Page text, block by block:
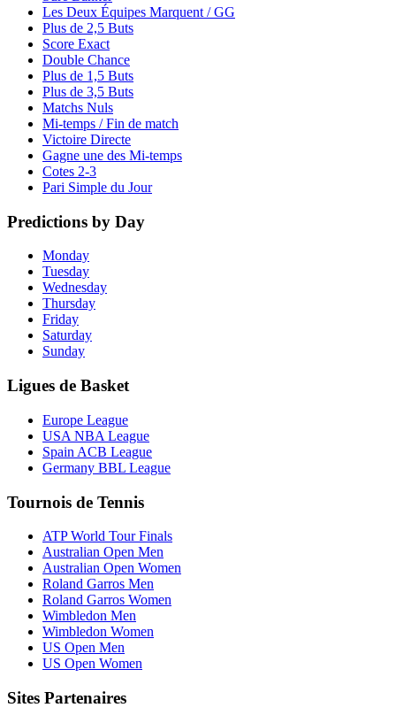
Les Deux Équipes Marquent / GG
Plus de 2,5 Buts
Score Exact
Double Chance
Plus de 1,5 Buts
Plus de 3,5 Buts
Matchs Nuls
Mi-temps / Fin de match
Victoire Directe
Gagne une des Mi-temps
Cotes 2-3
Pari Simple du Jour
Predictions by Day
Monday
Tuesday
Wednesday
Thursday
Friday
Saturday
Sunday
Ligues de Basket
Europe League
USA NBA League
Spain ACB League
Germany BBL League
Tournois de Tennis
ATP World Tour Finals
Australian Open Men
Australian Open Women
Roland Garros Men
Roland Garros Women
Wimbledon Men
Wimbledon Women
US Open Men
US Open Women
Sites Partenaires